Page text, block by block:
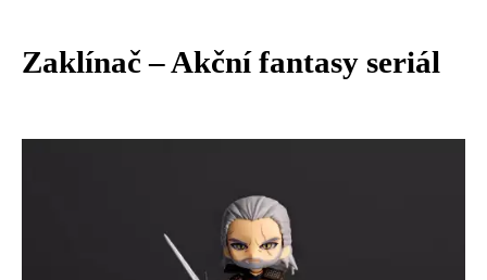
Zaklínač – Akční fantasy seriál